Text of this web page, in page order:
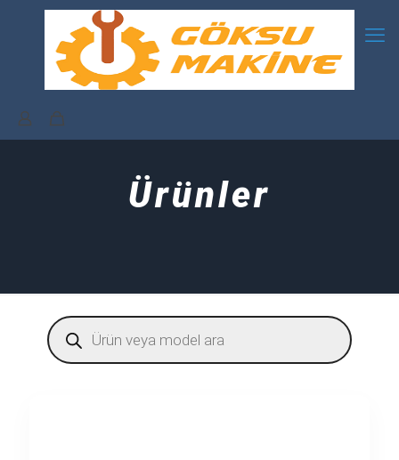
Ürünler
Products
search